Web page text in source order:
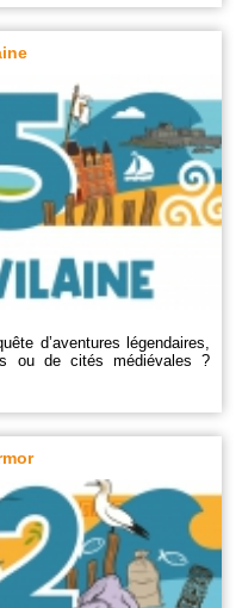
d’aventures légendaires,
ou de cités médiévales ?